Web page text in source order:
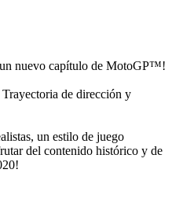
un nuevo capítulo de MotoGP™!
de dirección y
un estilo de juego
del contenido histórico y de
DIRECCIÓN